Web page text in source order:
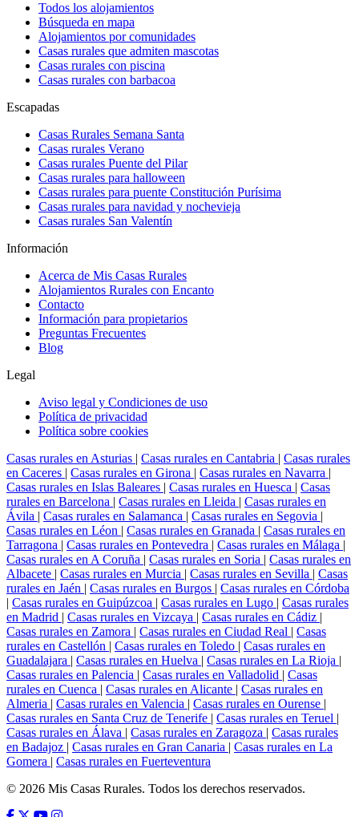
Todos los alojamientos
Búsqueda en mapa
Alojamientos por comunidades
Casas rurales que admiten mascotas
Casas rurales con piscina
Casas rurales con barbacoa
Escapadas
Casas Rurales Semana Santa
Casas rurales Verano
Casas rurales Puente del Pilar
Casas rurales para halloween
Casas rurales para puente Constitución Purísima
Casas rurales para navidad y nochevieja
Casas rurales San Valentín
Información
Acerca de Mis Casas Rurales
Alojamientos Rurales con Encanto
Contacto
Información para propietarios
Preguntas Frecuentes
Blog
Legal
Aviso legal y Condiciones de uso
Política de privacidad
Política sobre cookies
Casas rurales en Asturias | Casas rurales en Cantabria | Casas rurales
en Caceres | Casas rurales en Girona | Casas rurales en Navarra |
Casas rurales en Islas Baleares | Casas rurales en Huesca | Casas
rurales en Barcelona | Casas rurales en Lleida | Casas rurales en
Ávila | Casas rurales en Salamanca | Casas rurales en Segovia |
Casas rurales en Léon | Casas rurales en Granada | Casas rurales en
Tarragona | Casas rurales en Pontevedra | Casas rurales en Málaga |
Casas rurales en A Coruña | Casas rurales en Soria | Casas rurales en
Albacete | Casas rurales en Murcia | Casas rurales en Sevilla | Casas
rurales en Jaén | Casas rurales en Burgos | Casas rurales en Córdoba
| Casas rurales en Guipúzcoa | Casas rurales en Lugo | Casas rurales
en Madrid | Casas rurales en Vizcaya | Casas rurales en Cádiz |
Casas rurales en Zamora | Casas rurales en Ciudad Real | Casas
rurales en Castellón | Casas rurales en Toledo | Casas rurales en
Guadalajara | Casas rurales en Huelva | Casas rurales en La Rioja |
Casas rurales en Palencia | Casas rurales en Valladolid | Casas
rurales en Cuenca | Casas rurales en Alicante | Casas rurales en
Almeria | Casas rurales en Valencia | Casas rurales en Ourense |
Casas rurales en Santa Cruz de Tenerife | Casas rurales en Teruel |
Casas rurales en Álava | Casas rurales en Zaragoza | Casas rurales
en Badajoz | Casas rurales en Gran Canaria | Casas rurales en La
Gomera | Casas rurales en Fuerteventura
© 2026 Mis Casas Rurales. Todos los derechos reservados.